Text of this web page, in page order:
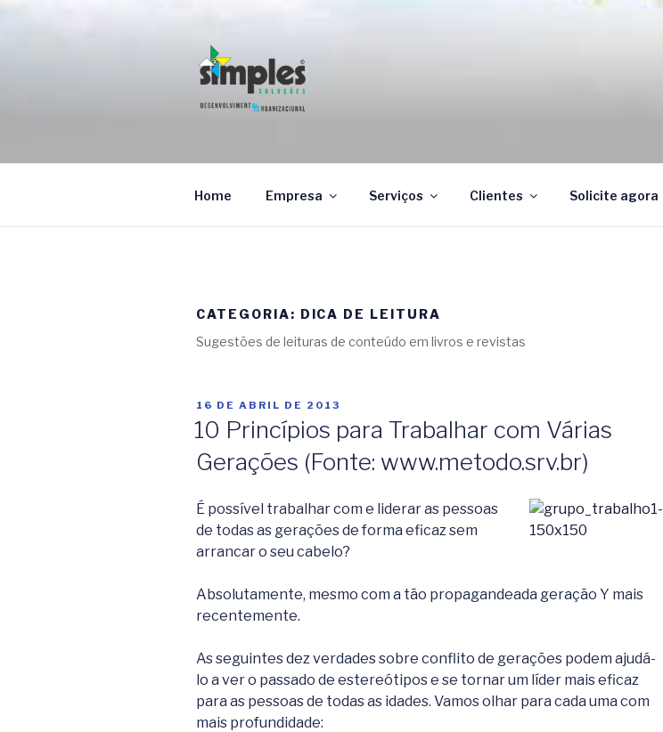
Home Empresa Serviços Clientes Solicite agora
CATEGORIA: DICA DE LEITURA
Sugestões de leituras de conteúdo em livros e revistas
PUBLICADO
EM
16 DE ABRIL DE 2013
10 Princípios para Trabalhar com Várias
Gerações (Fonte: www.metodo.srv.br)
É possível trabalhar com e liderar as pessoas
de todas as gerações de forma eficaz sem
arrancar o seu cabelo?
Absolutamente, mesmo com a tão propagandeada geração Y mais
recentemente.
As seguintes dez verdades sobre conflito de gerações podem ajudá-
lo a ver o passado de estereótipos e se tornar um líder mais eficaz
para as pessoas de todas as idades. Vamos olhar para cada uma com
mais profundidade: